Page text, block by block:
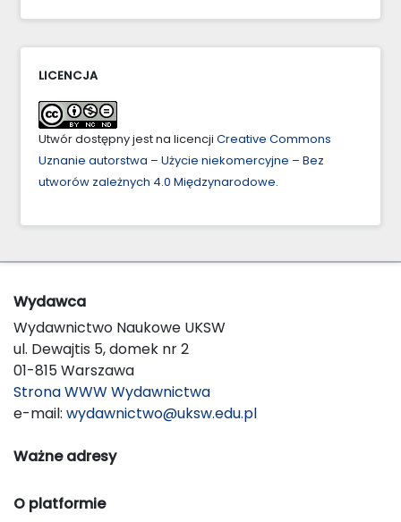
LICENCJA
Utwór dostępny jest na licencji Creative Commons
Uznanie autorstwa – Użycie niekomercyjne – Bez
utworów zależnych 4.0 Międzynarodowe.
Wydawca
Wydawnictwo Naukowe UKSW
ul. Dewajtis 5, domek nr 2
01-815 Warszawa
Strona WWW Wydawnictwa
e-mail: wydawnictwo@uksw.edu.pl
Ważne adresy
O platformie